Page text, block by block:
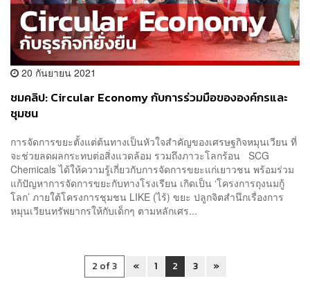
20 กันยายน 2021
ชมคลิป: Circular Economy กับการร่วมมือขององค์กรและ
ชุมชน
การจัดการขยะตั้งแต่ต้นทางเป็นหัวใจสำคัญของเศรษฐกิจหมุนเวียน ที่
จะช่วยลดผลกระทบต่อสิ่งแวดล้อม รวมถึงภาวะโลกร้อน SCG
Chemicals ได้ให้ความรู้เกี่ยวกับการจัดการขยะแก่เยาวชน พร้อมร่วม
แก้ปัญหาการจัดการขยะกับทางโรงเรียน เกิดเป็น ‘โครงการถุงนมกู้
โลก’ ภายใต้โครงการชุมชน LIKE (ไร้) ขยะ ปลูกจิตสำนึกเรื่องการ
หมุนเวียนทรัพยากรให้กับเด็กๆ ตามหลักเศร...
2 of 3 « 1 2 3 »